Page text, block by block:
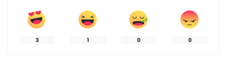
3 1 0 0